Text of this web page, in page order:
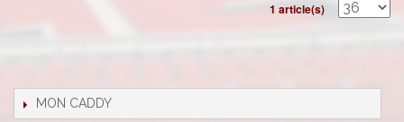
1 article(s)
MON CADDY